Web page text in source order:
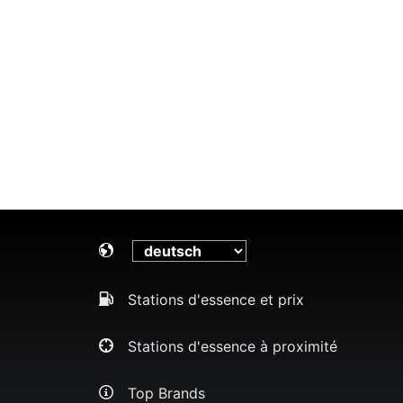
Stations d'essence et prix
Stations d'essence à proximité
Top Brands